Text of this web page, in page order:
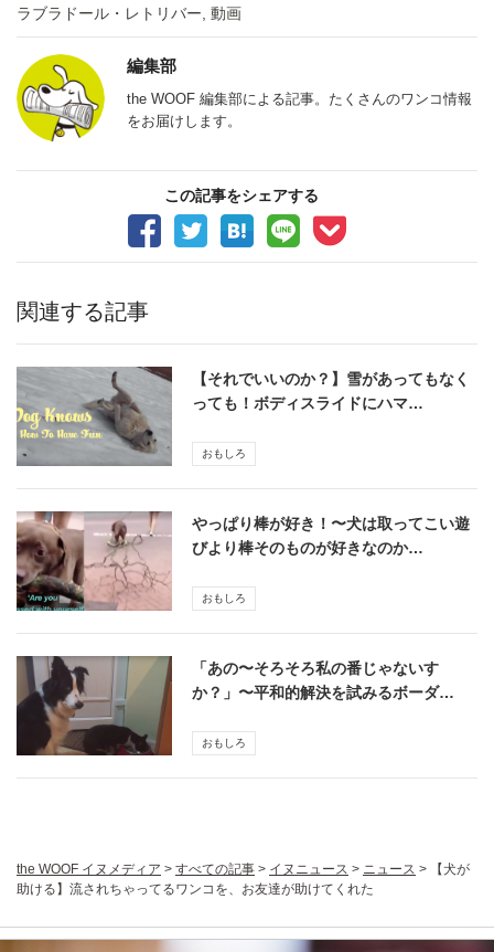
ラブラドール・レトリバー, 動画
編集部
the WOOF 編集部による記事。たくさんのワンコ情報
をお届けします。
この記事をシェアする
関連する記事
【それでいいのか？】雪があってもなく
っても！ボディスライドにハマ…
おもしろ
やっぱり棒が好き！〜犬は取ってこい遊
びより棒そのものが好きなのか…
おもしろ
「あの〜そろそろ私の番じゃないす
か？」〜平和的解決を試みるボーダ…
おもしろ
the WOOF イヌメディア > すべての記事 > イヌニュース > ニュース >
【犬が
助ける】流されちゃってるワンコを、お友達が助けてくれた